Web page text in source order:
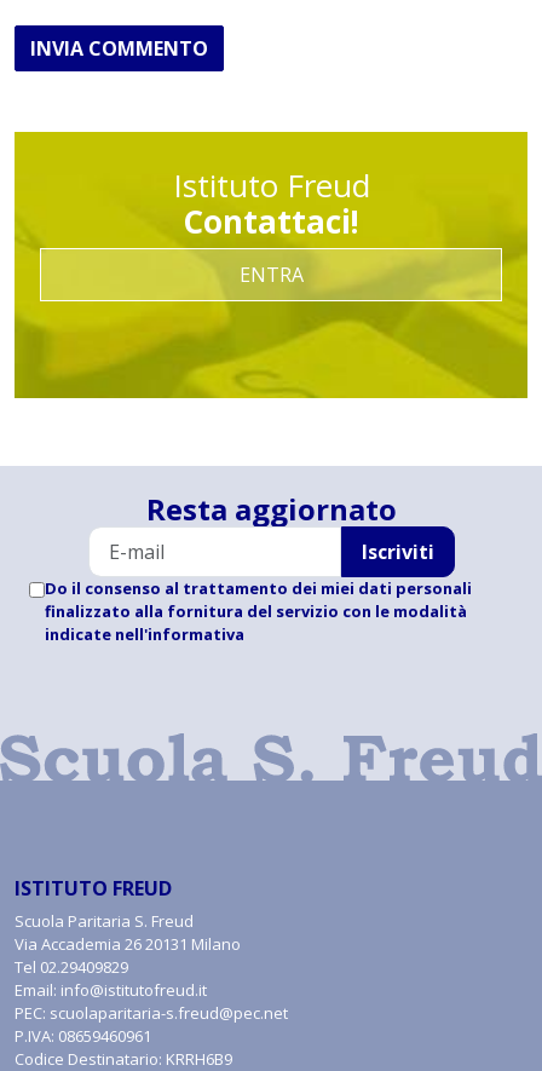
INVIA COMMENTO
Istituto Freud
Contattaci!
ENTRA
Resta aggiornato
Iscriviti
Do il consenso al trattamento dei miei dati personali
finalizzato alla fornitura del servizio con le modalità
indicate nell'informativa
ISTITUTO FREUD
Scuola Paritaria S. Freud
Via Accademia 26 20131 Milano
Tel 02.29409829
Email: info@istitutofreud.it
PEC: scuolaparitaria-s.freud@pec.net
P.IVA: 08659460961
Codice Destinatario: KRRH6B9